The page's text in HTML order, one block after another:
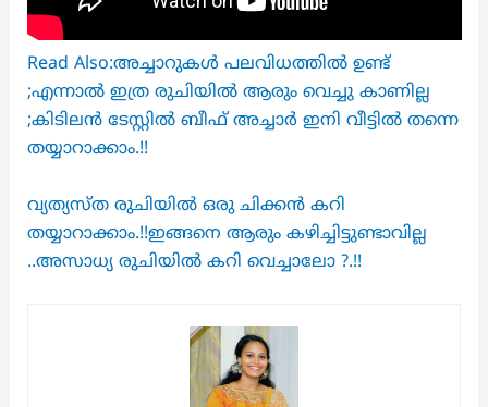
Read Also:അച്ചാറുകൾ പലവിധത്തിൽ ഉണ്ട്
;എന്നാൽ ഇത്ര രുചിയിൽ ആരും വെച്ചു കാണില്ല
;കിടിലൻ ടേസ്റ്റിൽ ബീഫ് അച്ചാർ ഇനി വീട്ടിൽ തന്നെ
തയ്യാറാക്കാം.!!
വ്യത്യസ്ത രുചിയിൽ ഒരു ചിക്കൻ കറി
തയ്യാറാക്കാം.!!ഇങ്ങനെ ആരും കഴിച്ചിട്ടുണ്ടാവില്ല
..അസാധ്യ രുചിയിൽ കറി വെച്ചാലോ ?.!!